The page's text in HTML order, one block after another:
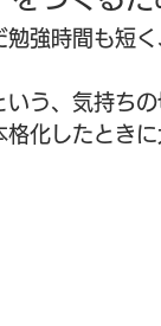
強時間も短
いう、気持ち
化したとき